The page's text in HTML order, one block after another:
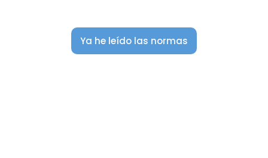
Ya he leído las normas